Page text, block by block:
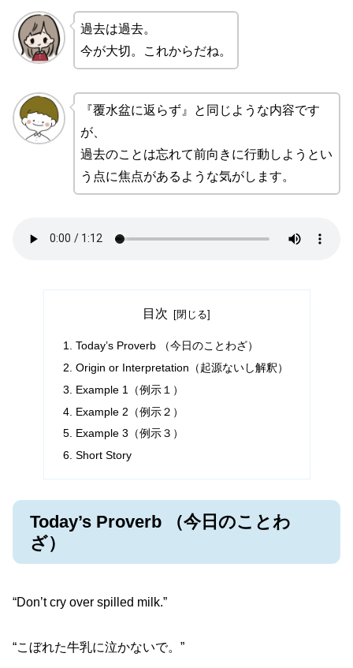
過去は過去。
今が大切。これからだね。
『覆水盆に返らず』と同じような内容です
が、
過去のことは忘れて前向きに行動しようとい
う点に焦点があるような気がします。
目次
Today’s Proverb （今日のことわざ）
Origin or Interpretation（起源ないし解釈）
Example 1（例示１）
Example 2（例示２）
Example 3（例示３）
Short Story
Today’s Proverb （今日のことわ
ざ）
“Don’t cry over spilled milk.”
“こぼれた牛乳に泣かないで。”